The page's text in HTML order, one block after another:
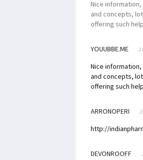
Nice
and concepts,
offering such
YOUUBBE.ME
Nice
and concepts,
offering such
ARRONOPERI
http://
DEVONROOFF